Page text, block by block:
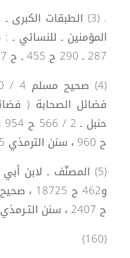
287 ـ 290 ح 455 ـ ح 457.
فضائل الصحابة (
ح 960 ، سنن الترمذي 5 / 640 ح 3730 و 641 ح 3731.
ح 2407 ، سنن التـرمذي 5 / 638 ح 3724.
(160)